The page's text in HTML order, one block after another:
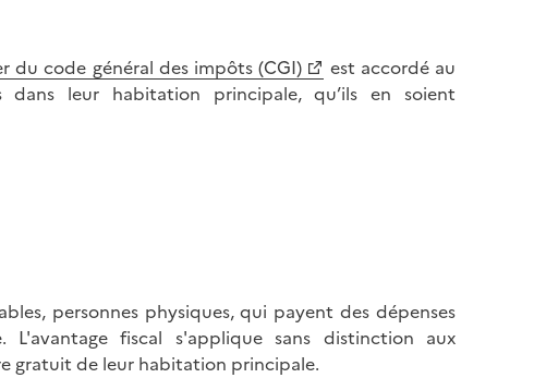
du code général des impôts (CGI)
est accordé au
leur habitation principale, qu’ils en soient
personnes physiques, qui payent des dépenses
fiscal s'applique sans distinction aux
gratuit de leur habitation principale.